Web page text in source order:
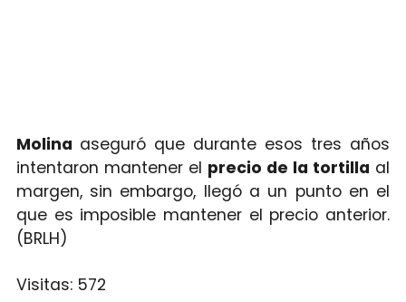
Molina aseguró que durante esos tres años
intentaron mantener el precio de la tortilla al
margen, sin embargo, llegó a un punto en el
que es imposible mantener el precio anterior.
(BRLH)
Visitas: 572